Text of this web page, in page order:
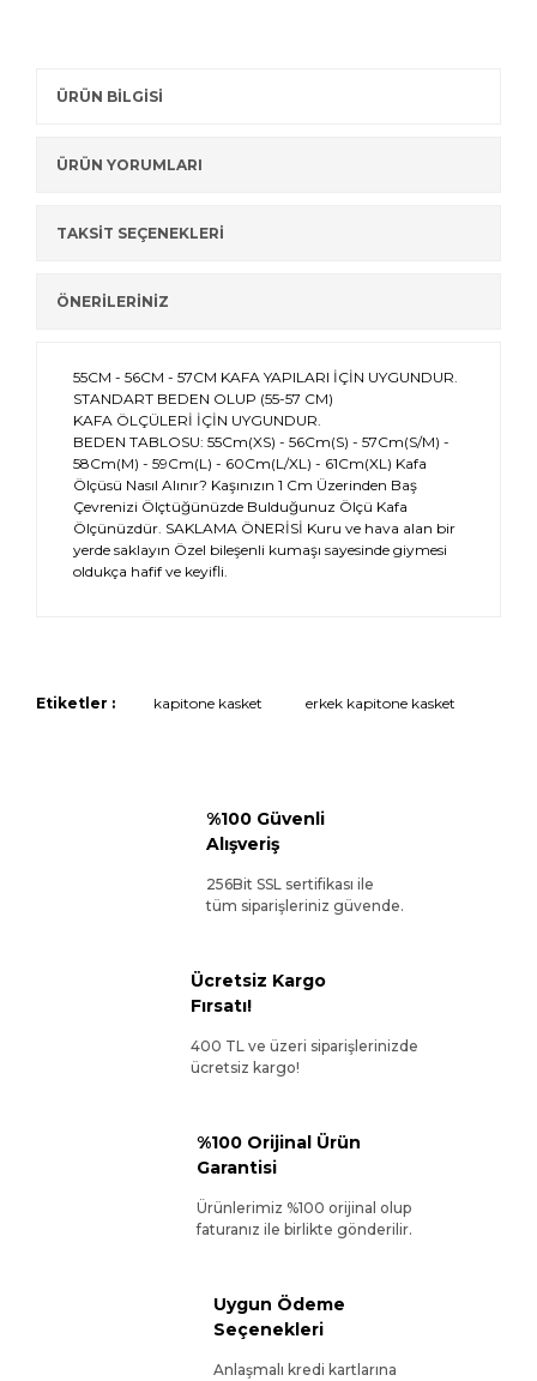
ÜRÜN BİLGİSİ
ÜRÜN YORUMLARI
TAKSİT SEÇENEKLERİ
ÖNERİLERİNİZ
55CM - 56CM - 57CM KAFA YAPILARI İÇİN UYGUNDUR.
STANDART BEDEN OLUP (55-57 CM)
KAFA ÖLÇÜLERİ İÇİN UYGUNDUR.
BEDEN TABLOSU: 55Cm(XS) - 56Cm(S) - 57Cm(S/M) -
58Cm(M) - 59Cm(L) - 60Cm(L/XL) - 61Cm(XL) Kafa
Ölçüsü Nasıl Alınır? Kaşınızın 1 Cm Üzerinden Baş
Çevrenizi Ölçtüğünüzde Bulduğunuz Ölçü Kafa
Ölçünüzdür. SAKLAMA ÖNERİSİ Kuru ve hava alan bir
yerde saklayın Özel bileşenli kumaşı sayesinde giymesi
oldukça hafif ve keyifli.
Etiketler : kapitone kasket erkek kapitone kasket
%100 Güvenli
Alışveriş
256Bit SSL sertifikası ile
tüm siparişleriniz güvende.
Ücretsiz Kargo
Fırsatı!
400 TL ve üzeri siparişlerinizde
ücretsiz kargo!
%100 Orijinal Ürün
Garantisi
Ürünlerimiz %100 orijinal olup
faturanız ile birlikte gönderilir.
Uygun Ödeme
Seçenekleri
Anlaşmalı kredi kartlarına